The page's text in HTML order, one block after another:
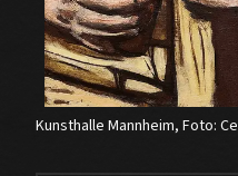
Kunsthalle Mannheim, Foto: